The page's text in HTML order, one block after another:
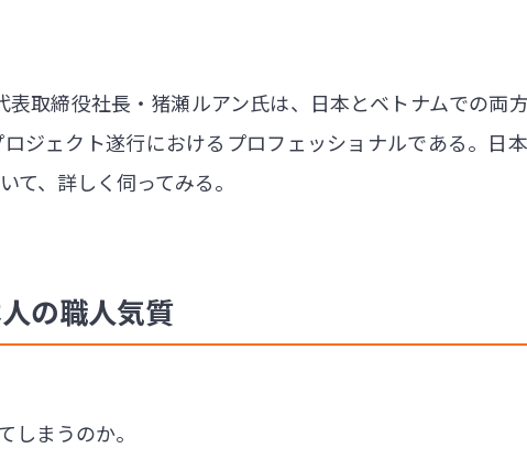
取締役社長・猪瀬ルアン氏は、日本とベトナムでの両
ジェクト遂行におけるプロフェッショナルである。日
、詳しく伺ってみる。
の職人気質
しまうのか。